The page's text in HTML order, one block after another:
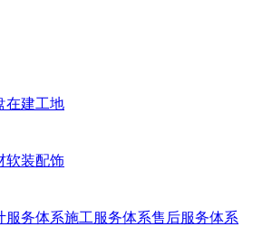
在建工地
软装配饰
服务体系施工服务体系售后服务体系